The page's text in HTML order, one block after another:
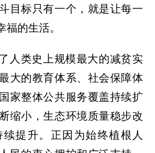
目标只有一个，就是让每一
的生活。
人类史上规模最大的减贫实
大的教育体系、社会保障体
家整体公共服务覆盖持续扩
缩小，生态环境质量稳步改
提升。正因为始终植根人